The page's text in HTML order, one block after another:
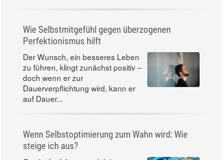
Wie Selbstmitgefühl gegen überzogenen
Perfektionismus hilft
Der Wunsch, ein besseres Leben
zu führen, klingt zunächst positiv –
doch wenn er zur
Dauerverpflichtung wird, kann er
auf Dauer...
Wenn Selbstoptimierung zum Wahn wird: Wie
steige ich aus?